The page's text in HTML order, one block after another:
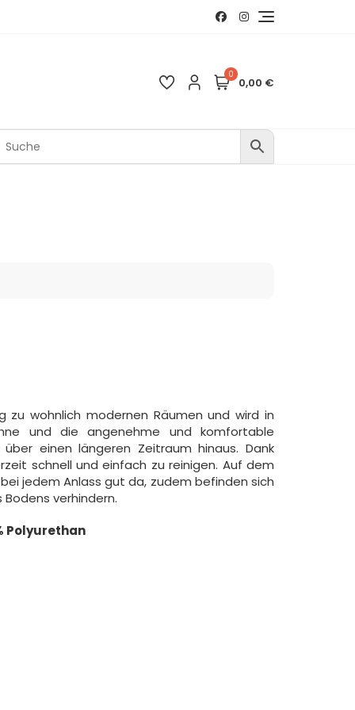
0
0,00 €
zu wohnlich modernen Räumen und wird in
und die angenehme und komfortable
einen längeren Zeitraum hinaus. Dank
schnell und einfach zu reinigen. Auf dem
jedem Anlass gut da, zudem befinden sich
verhindern.
Polyurethan